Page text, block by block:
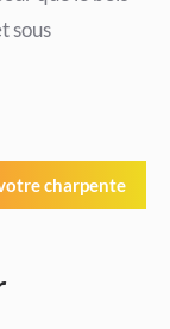
sous
charpente